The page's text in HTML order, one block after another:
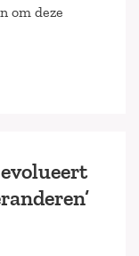
om deze